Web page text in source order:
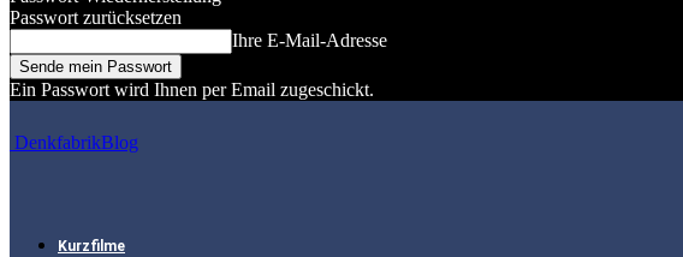
Passwort zurücksetzen
Ihre E-Mail-Adresse
Ein Passwort wird Ihnen per Email zugeschickt.
DenkfabrikBlog
Kurzfilme